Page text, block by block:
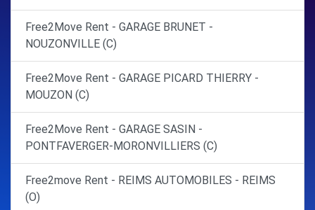
Free2Move Rent - GARAGE BRUNET -
NOUZONVILLE (C)
Free2Move Rent - GARAGE PICARD THIERRY -
MOUZON (C)
Free2Move Rent - GARAGE SASIN -
PONTFAVERGER-MORONVILLIERS (C)
Free2move Rent - REIMS AUTOMOBILES - REIMS
(O)